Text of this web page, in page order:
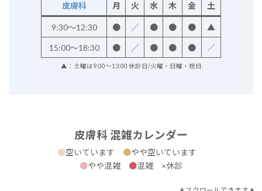
皮膚科 月 火 水 木 金 土
9:30～12:30 ● ／ ● ● ● ▲
15:00～18:30 ● ／ ● ● ● ／
▲：土曜は9:00～13:00 休診日/火曜・日曜・祝日
皮膚科 混雑カレンダー
●空いています ●やや空いています
●やや混雑 ●混雑 ×休診